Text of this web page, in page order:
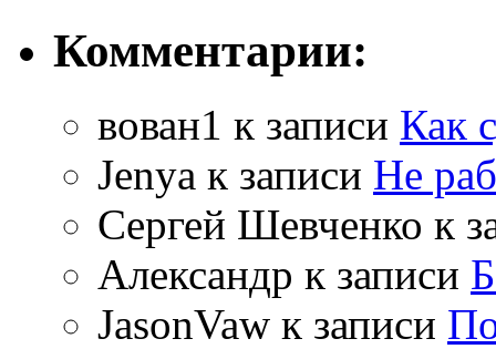
Комментарии:
вован1 к записи Как
Jenya к записи Не
Сергей Шевченко к
Александр к записи
JasonVaw к записи